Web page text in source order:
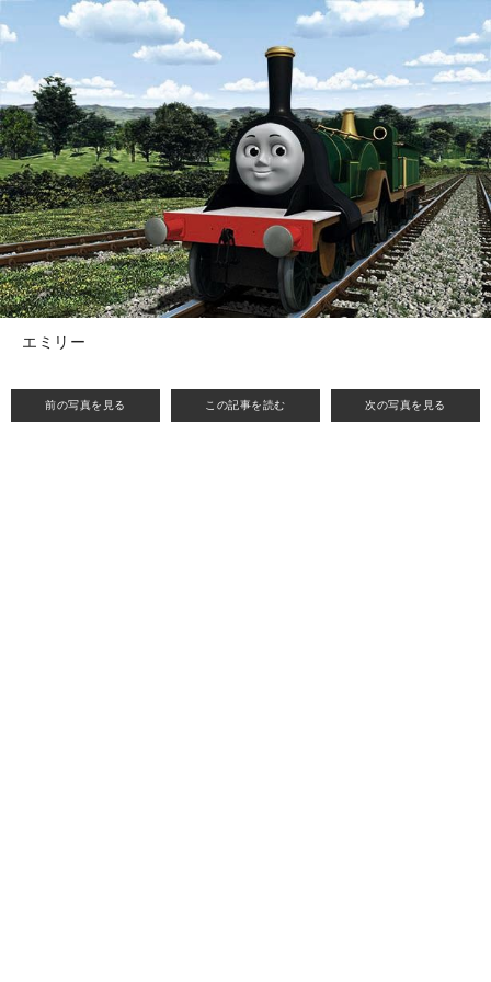
前の写真を見る この記事を読む 次の写真を見る
エミリー